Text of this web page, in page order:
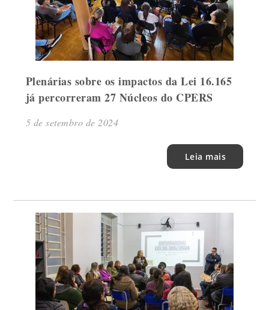
Plenárias sobre os impactos da Lei 16.165
já percorreram 27 Núcleos do CPERS
5 de setembro de 2024
Leia mais